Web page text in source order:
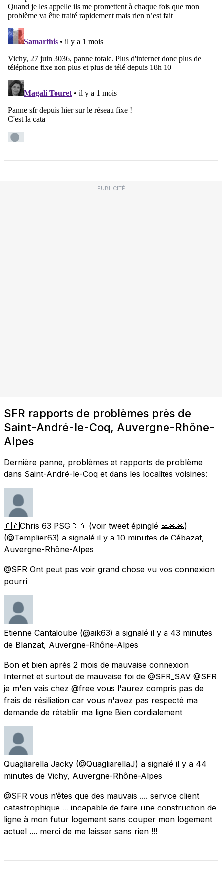
PUBLICITÉ
SFR rapports de problèmes près de
Saint-André-le-Coq, Auvergne-Rhône-
Alpes
Dernière panne, problèmes et rapports de problème
dans Saint-André-le-Coq et dans les localités voisines:
🇨🇦Chris 63 PSG🇨🇦 (voir tweet épinglé 🙏🙏🙏)
(@Templier63) a signalé il y a 10 minutes de Cébazat,
Auvergne-Rhône-Alpes
@SFR Ont peut pas voir grand chose vu vos connexion
pourri
Etienne Cantaloube (@aik63) a signalé il y a 43 minutes
de Blanzat, Auvergne-Rhône-Alpes
Bon et bien après 2 mois de mauvaise connexion
Internet et surtout de mauvaise foi de @SFR_SAV @SFR
je m'en vais chez @free vous l'aurez compris pas de
frais de résiliation car vous n'avez pas respecté ma
demande de rétablir ma ligne Bien cordialement
Quagliarella Jacky (@QuagliarellaJ) a signalé il y a 44
minutes de Vichy, Auvergne-Rhône-Alpes
@SFR vous n’êtes que des mauvais .... service client
catastrophique ... incapable de faire une construction de
ligne à mon futur logement sans couper mon logement
actuel .... merci de me laisser sans rien !!!